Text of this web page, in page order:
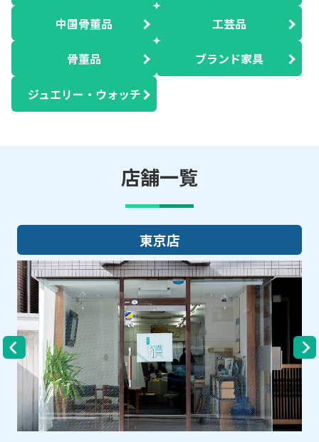
中国骨董品 工芸品
骨董品 ブランド家具
ジュエリー・ウォッチ
店舗一覧
大阪店